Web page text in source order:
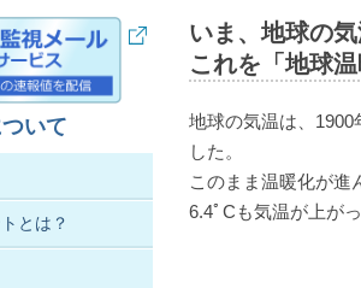
いま、地球の
これを「地球
地球の気温は、1900
した。
このまま温暖化が進
6.4ﾟCも気温が上が
いて
とは？